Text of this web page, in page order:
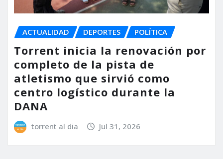
ACTUALIDAD DEPORTES POLÍTICA
Torrent inicia la renovación por
completo de la pista de
atletismo que sirvió como
centro logístico durante la
DANA
torrent al dia Jul 31, 2026